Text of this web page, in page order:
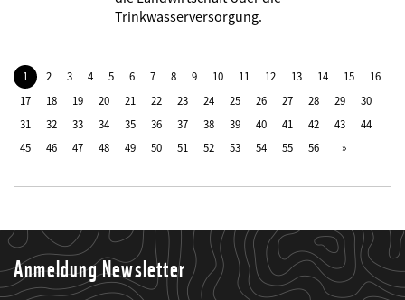
Trinkwasserversorgung.
1 2 3 4 5 6 7 8 9 10 11 12 13 14 15
16
17
18 19 20 21 22 23 24 25 26 27 28 29
30
31
32 33 34 35 36 37 38 39 40 41 42 43
44
45
46 47 48 49 50 51 52 53 54 55 56
Anmeldung Newsletter